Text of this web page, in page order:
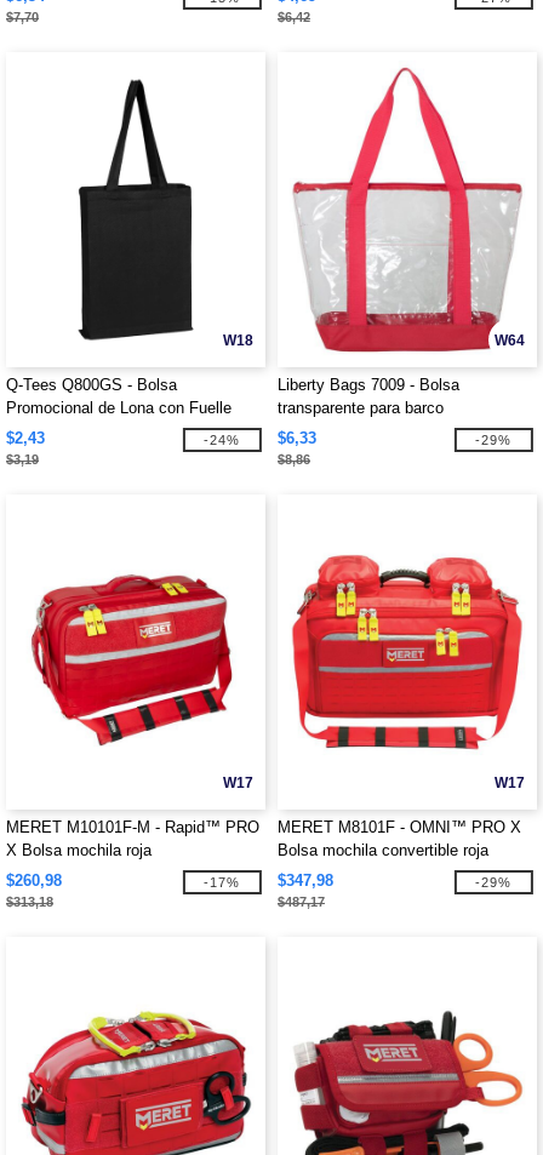
$7,70 $6,42
W18
Q-Tees Q800GS - Bolsa
Promocional de Lona con Fuelle
$2,43
$3,19
-24%
W64
Liberty Bags 7009 - Bolsa
transparente para barco
$6,33
$8,86
-29%
W17
MERET M10101F-M - Rapid™ PRO
X Bolsa mochila roja
$260,98
$313,18
-17%
W17
MERET M8101F - OMNI™ PRO X
Bolsa mochila convertible roja
$347,98
$487,17
-29%